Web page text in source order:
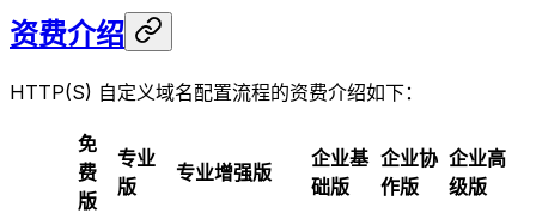
资费介绍
HTTP(S) 自定义域名配置流程的资费介绍如下：
免
费
版
专业
版
专业增强版
企业基
础版
企业协
作版
企业高
级版